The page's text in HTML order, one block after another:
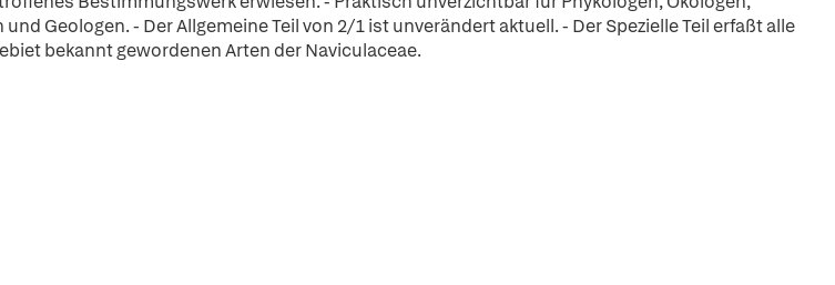
Geologen. - Der Allgemeine Teil von 2/1 ist unverändert aktuell. - Der Spezielle Teil erfaßt alle
bekannt gewordenen Arten der Naviculaceae.